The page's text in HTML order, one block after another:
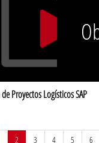
Proyectos Logísticos SAP
2 (current)
3 4 5 6